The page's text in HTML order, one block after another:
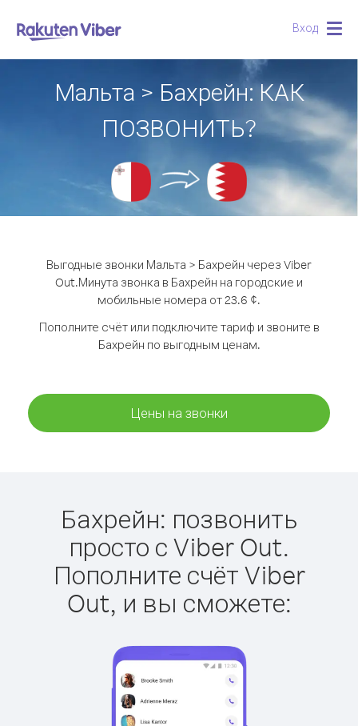
Вход
Мальта > Бахрейн: КАК
ПОЗВОНИТЬ?
Выгодные звонки Мальта > Бахрейн через Viber
Out.Минута звонка в Бахрейн на городские и
мобильные номера от 23.6 ¢.
Пополните счёт или подключите тариф и звоните в
Бахрейн по выгодным ценам.
Цены на звонки
Бахрейн: позвонить
просто с Viber Out.
Пополните счёт Viber
Out, и вы сможете: